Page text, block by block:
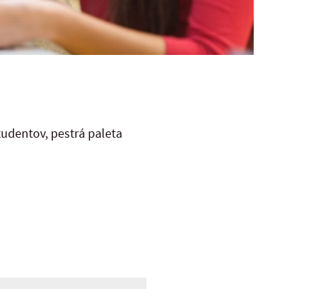
pestrá paleta